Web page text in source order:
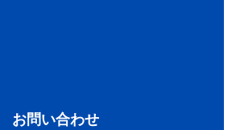
お問い合わせ